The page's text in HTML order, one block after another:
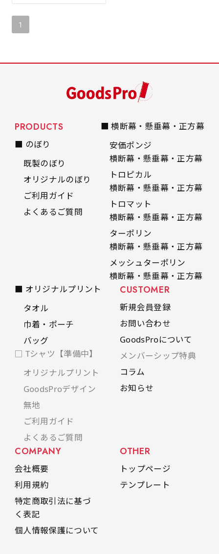
1
PRODUCTS
■ のぼり
既製のぼり
オリジナルのぼり
ご利用ガイド
よくあるご質問
■ 横断幕・懸垂幕・正方幕
安価ポンジ
横断幕・懸垂幕・正方幕
トロピカル
横断幕・懸垂幕・正方幕
トロマット
横断幕・懸垂幕・正方幕
ターポリン
横断幕・懸垂幕・正方幕
メッシュターポリン
横断幕・懸垂幕・正方幕
■ オリジナルプリント
タオル
巾着・ポーチ
バッグ
□ Tシャツ【準備中】
オリジナルプリント
GoodsProデザイン
無地
ご利用ガイド
よくあるご質問
CUSTOMER
新規会員登録
お問い合わせ
GoodsProについて
メンバーシップ特典
コラム
お知らせ
COMPANY
会社概要
利用規約
特定商取引法に基づ
く表記
個人情報保護について
OTHER
トップページ
テンプレート